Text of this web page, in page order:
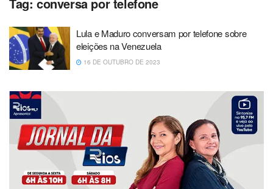
Lula e Maduro conversam por telefone sobre
eleições na Venezuela
16 DE OUTUBRO DE 2023